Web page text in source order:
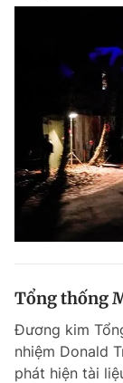
Tổng thống
Đương kim
nhiệm Donald
phát hiện tài